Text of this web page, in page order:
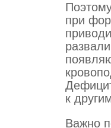
при
к
Важно